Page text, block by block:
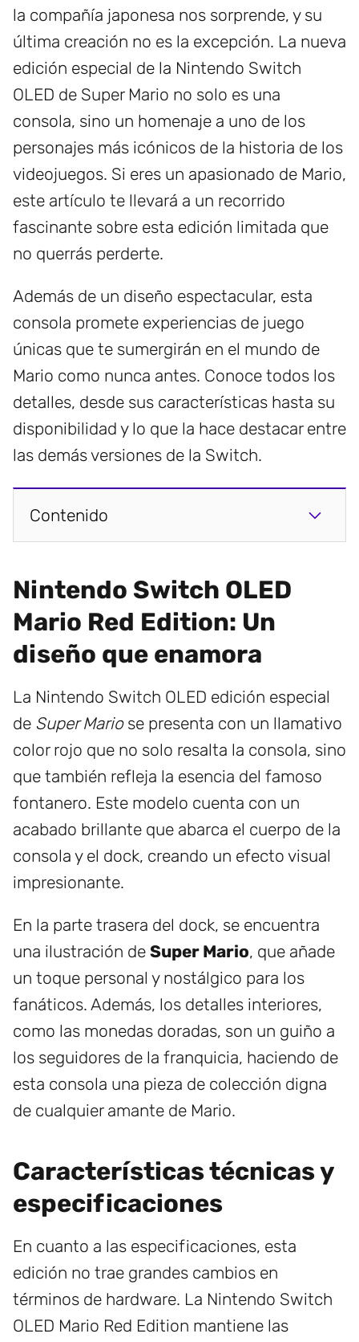
la compañía japonesa nos sorprende, y su
última creación no es la excepción. La nueva
edición especial de la Nintendo Switch
OLED de Super Mario no solo es una
consola, sino un homenaje a uno de los
personajes más icónicos de la historia de los
videojuegos. Si eres un apasionado de Mario,
este artículo te llevará a un recorrido
fascinante sobre esta edición limitada que
no querrás perderte.
Además de un diseño espectacular, esta
consola promete experiencias de juego
únicas que te sumergirán en el mundo de
Mario como nunca antes. Conoce todos los
detalles, desde sus características hasta su
disponibilidad y lo que la hace destacar entre
las demás versiones de la Switch.
Contenido
Nintendo Switch OLED
Mario Red Edition: Un
diseño que enamora
La Nintendo Switch OLED edición especial
de Super Mariose presenta con un llamativo
color rojo que no solo resalta la consola, sino
que también refleja la esencia del famoso
fontanero. Este modelo cuenta con un
acabado brillante que abarca el cuerpo de la
consola y el dock, creando un efecto visual
impresionante.
En la parte trasera del dock, se encuentra
una ilustración de Super Mario, que añade
un toque personal y nostálgico para los
fanáticos. Además, los detalles interiores,
como las monedas doradas, son un guiño a
los seguidores de la franquicia, haciendo de
esta consola una pieza de colección digna
de cualquier amante de Mario.
Características técnicas y
especificaciones
En cuanto a las especificaciones, esta
edición no trae grandes cambios en
términos de hardware. La Nintendo Switch
OLED Mario Red Edition mantiene las